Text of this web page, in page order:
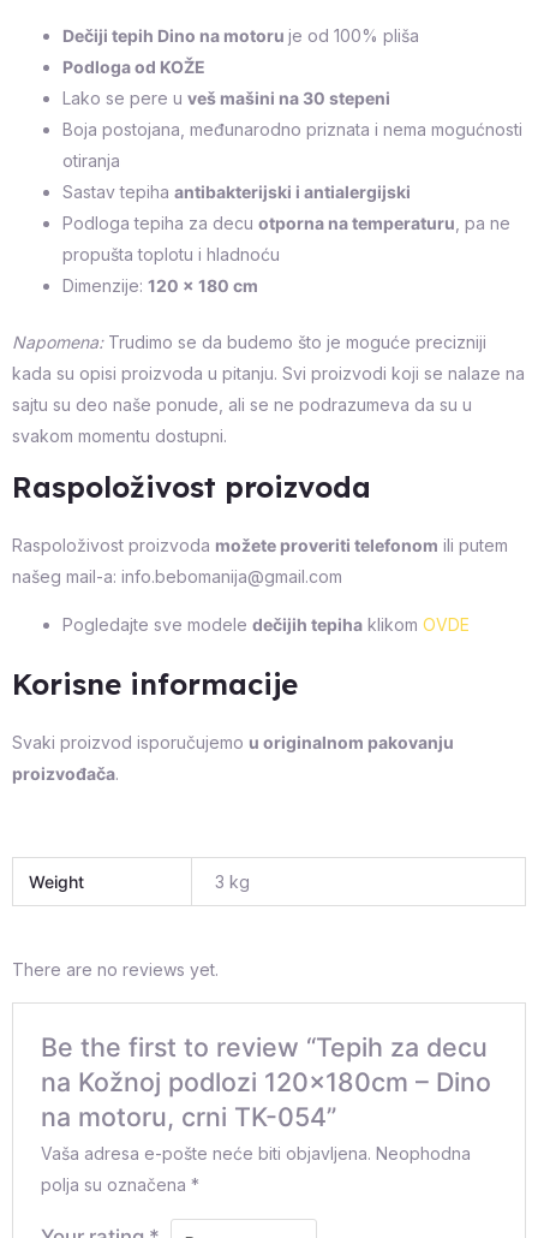
Dečiji tepih Dino na motoru je od 100% pliša
Podloga od KOŽE
Lako se pere u veš mašini na 30 stepeni
Boja postojana, međunarodno priznata i nema mogućnosti
otiranja
Sastav tepiha antibakterijski i antialergijski
Podloga tepiha za decu otporna na temperaturu , pa ne
propušta toplotu i hladnoću
Dimenzije: 120 x 180 cm
Napomena:Trudimo se da budemo što je moguće precizniji
kada su opisi proizvoda u pitanju. Svi proizvodi koji se nalaze na
sajtu su deo naše ponude, ali se ne podrazumeva da su u
svakom momentu dostupni.
Raspoloživost proizvoda
Raspoloživost proizvoda možete proveriti telefonom ili putem
našeg mail-a: info.bebomanija@gmail.com
Pogledajte sve modele dečijih tepiha klikom OVDE
Korisne informacije
Svaki proizvod isporučujemo u originalnom pakovanju
proizvođača.
Weight 3 kg
There are no reviews yet.
Be the first to review “Tepih za decu
na Kožnoj podlozi 120x180cm – Dino
na motoru, crni TK-054”
Vaša adresa e-pošte neće biti objavljena. Neophodna
polja su označena*